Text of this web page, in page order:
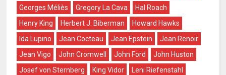
Georges Méliès
Gregory La Cava
Hal Roach
Henry King
Herbert J. Biberman
Howard Hawks
Ida Lupino
Jean Cocteau Jean Epstein
Jean Renoir
Jean Vigo
John Cromwell John Ford
John Huston
Josef von Sternberg
King Vidor
Leni Riefenstahl